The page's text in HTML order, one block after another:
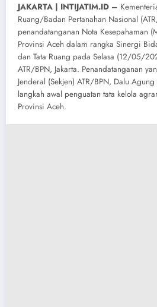
​JAKARTA | INTIJATIM.ID –
Ruang/Badan Pertanahan Nasional
penandatanganan Nota Kesepahaman
Provinsi Aceh dalam rangka Sinergi
dan Tata Ruang pada Selasa (12/05/
ATR/BPN, Jakarta. Penandatanganan
Jenderal (Sekjen) ATR/BPN, Dalu
langkah awal penguatan tata kelola
Provinsi Aceh.